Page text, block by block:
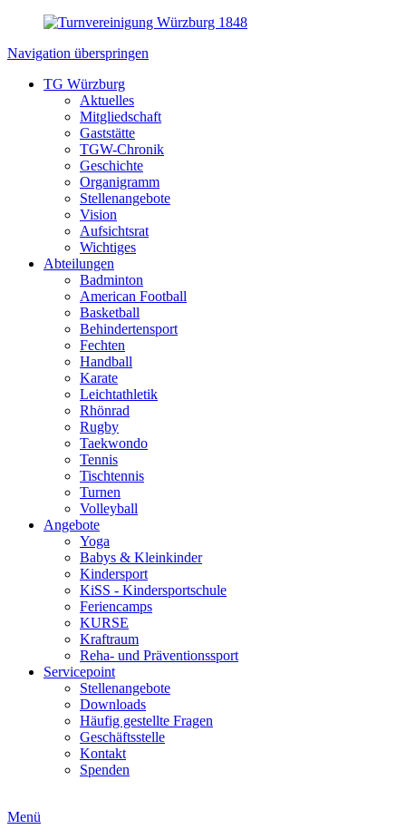
Navigation überspringen
TG Würzburg
Aktuelles
Mitgliedschaft
Gaststätte
TGW-Chronik
Geschichte
Organigramm
Stellenangebote
Vision
Aufsichtsrat
Wichtiges
Abteilungen
Badminton
American Football
Basketball
Behindertensport
Fechten
Handball
Karate
Leichtathletik
Rhönrad
Rugby
Taekwondo
Tennis
Tischtennis
Turnen
Volleyball
Angebote
Yoga
Babys & Kleinkinder
Kindersport
KiSS - Kindersportschule
Feriencamps
KURSE
Kraftraum
Reha- und Präventionssport
Servicepoint
Stellenangebote
Downloads
Häufig gestellte Fragen
Geschäftsstelle
Kontakt
Spenden
Menü